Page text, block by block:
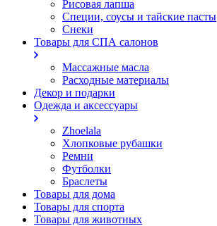
Рисовая лапша
Специи, соусы и тайские пасты
Снеки
Товары для СПА салонов
Массажные масла
Расходные материалы
Декор и подарки
Одежда и аксессуары
Zhoelala
Хлопковые рубашки
Ремни
Футболки
Браслеты
Товары для дома
Товары для спорта
Товары для животных